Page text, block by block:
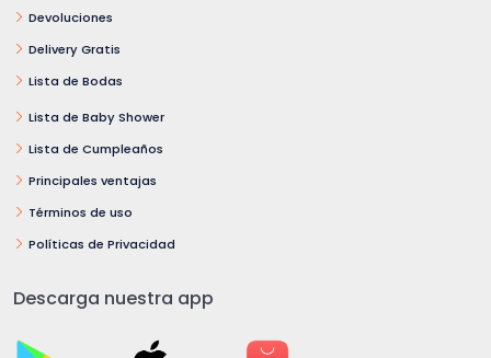
Devoluciones
Delivery Gratis
Lista de Bodas
Lista de Baby Shower
Lista de Cumpleaños
Principales ventajas
Términos de uso
Políticas de Privacidad
Descarga nuestra app